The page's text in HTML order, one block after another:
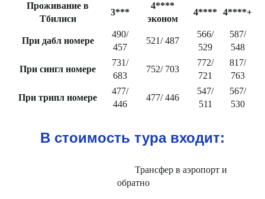
Проживание в
Тбилиси
3***
4****
эконом
4**** 4****+
При дабл номере
490/
457
521/ 487
566/
529
587/
548
При сингл номере
731/
683
752/ 703
772/
721
817/
763
При трипл номере
477/
446
477/ 446
547/
511
567/
530
В стоимость тура входит:
Трансфер в аэропорт и
обратно